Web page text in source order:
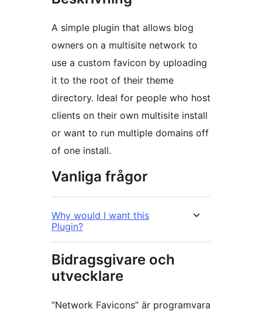
A simple plugin that allows blog
owners on a multisite network to
use a custom favicon by uploading
it to the root of their theme
directory. Ideal for people who host
clients on their own multisite install
or want to run multiple domains off
of one install.
Vanliga frågor
Why would I want this
Plugin?
Bidragsgivare och
utvecklare
”Network Favicons” är programvara